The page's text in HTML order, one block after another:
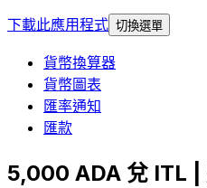
下載此應用程式 切換選單
貨幣換算器
貨幣圖表
匯率通知
匯款
5,000 ADA 兌 ITL |